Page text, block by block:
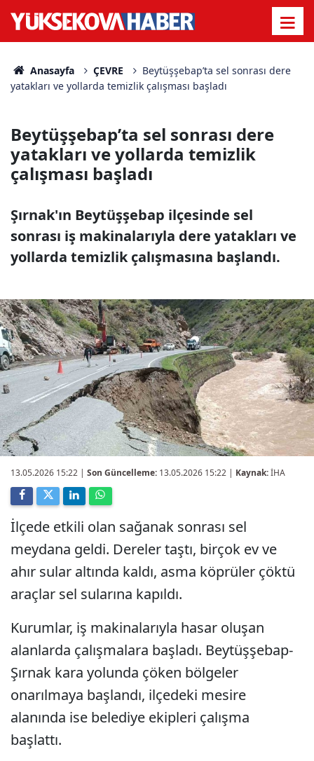
Anasayfa ÇEVRE
Beytüşşebap’ta sel sonrası dere
yatakları ve yollarda temizlik çalışması başladı
Beytüşşebap’ta sel sonrası dere
yatakları ve yollarda temizlik
çalışması başladı
Şırnak'ın Beytüşşebap ilçesinde sel
sonrası iş makinalarıyla dere yatakları ve
yollarda temizlik çalışmasına başlandı.
13.05.2026 15:22 | Son Güncelleme: 13.05.2026 15:22 | Kaynak:İHA
İlçede etkili olan sağanak sonrası sel
meydana geldi. Dereler taştı, birçok ev ve
ahır sular altında kaldı, asma köprüler çöktü
araçlar sel sularına kapıldı.
Kurumlar, iş makinalarıyla hasar oluşan
alanlarda çalışmalara başladı. Beytüşşebap-
Şırnak kara yolunda çöken bölgeler
onarılmaya başlandı, ilçedeki mesire
alanında ise belediye ekipleri çalışma
başlattı.